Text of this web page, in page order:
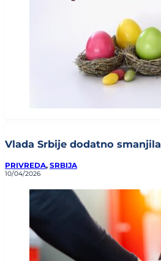
Vlada Srbije dodatno
PRIVREDA, SRBIJA
10/04/2026